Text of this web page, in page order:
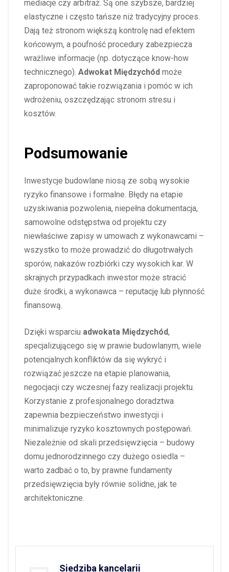
mediacje czy arbitraż. Są one szybsze, bardziej
elastyczne i często tańsze niż tradycyjny proces.
Dają też stronom większą kontrolę nad efektem
końcowym, a poufność procedury zabezpiecza
wrażliwe informacje (np. dotyczące know-how
technicznego). Adwokat Międzychód może
zaproponować takie rozwiązania i pomóc w ich
wdrożeniu, oszczędzając stronom stresu i
kosztów.
Podsumowanie
Inwestycje budowlane niosą ze sobą wysokie
ryzyko finansowe i formalne. Błędy na etapie
uzyskiwania pozwolenia, niepełna dokumentacja,
samowolne odstępstwa od projektu czy
niewłaściwe zapisy w umowach z wykonawcami –
wszystko to może prowadzić do długotrwałych
sporów, nakazów rozbiórki czy wysokich kar. W
skrajnych przypadkach inwestor może stracić
duże środki, a wykonawca – reputację lub płynność
finansową.
Dzięki wsparciu adwokata Międzychód,
specjalizującego się w prawie budowlanym, wiele
potencjalnych konfliktów da się wykryć i
rozwiązać jeszcze na etapie planowania,
negocjacji czy wczesnej fazy realizacji projektu.
Korzystanie z profesjonalnego doradztwa
zapewnia bezpieczeństwo inwestycji i
minimalizuje ryzyko kosztownych postępowań.
Niezależnie od skali przedsięwzięcia – budowy
domu jednorodzinnego czy dużego osiedla –
warto zadbać o to, by prawne fundamenty
przedsięwzięcia były równie solidne, jak te
architektoniczne.
Siedziba kancelarii